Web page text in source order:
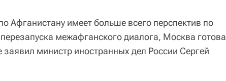
Афганистану имеет больше всего перспектив по
межафганского диалога, Москва готова
заявил министр иностранных дел России Сергей